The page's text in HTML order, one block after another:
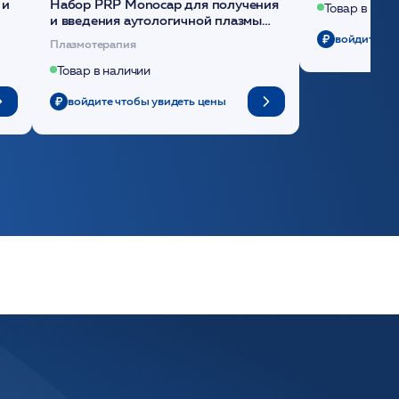
Набор PRP Monocap для получения
и введения аутологичной плазмы
Плазмотерапия
Товар в наличии
войдите чтобы увидеть цены
Товар в
войдите